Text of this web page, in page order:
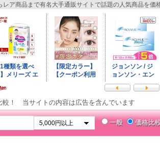
ア商品まで有名大手通販サイトで話題の人気商品を価
較！ 当サイトの内容は広告を含んでいます
一般 価格比